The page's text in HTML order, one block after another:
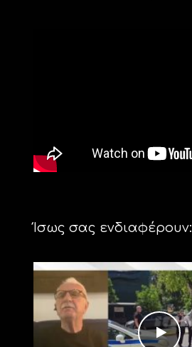
Ίσως σας ενδιαφέρουν: